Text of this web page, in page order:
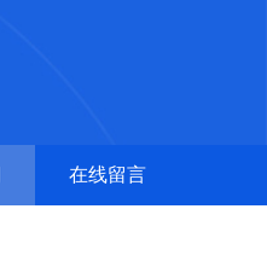
在线留言